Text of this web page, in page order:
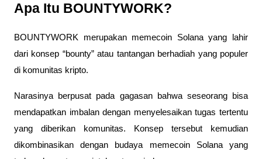
Apa Itu BOUNTYWORK?
BOUNTYWORK merupakan memecoin Solana yang lahir
dari konsep “bounty” atau tantangan berhadiah yang populer
di komunitas kripto.
Narasinya berpusat pada gagasan bahwa seseorang bisa
mendapatkan imbalan dengan menyelesaikan tugas tertentu
yang diberikan komunitas. Konsep tersebut kemudian
dikombinasikan dengan budaya memecoin Solana yang